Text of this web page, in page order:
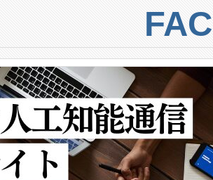
は、ai&のAI
ム統合、試運転、
階のデータを監視
約600メートルに
率10％のターゲッ
最大検知距離は
最大1キロメート
周囲を監視でき、
処理を簡素化でき